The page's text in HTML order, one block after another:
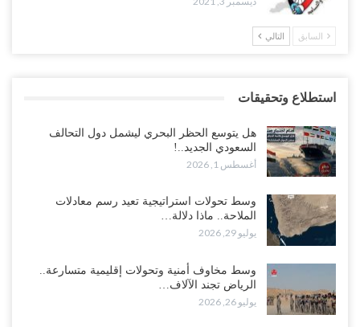
السابق التالي
استطلاع وتحقيقات
هل يتوسع الحظر البحري ليشمل دول التحالف
السعودي الجديد..!
أغسطس 1, 2026
وسط تحولات استراتيجية تعيد رسم معادلات
الملاحة.. ماذا دلالة…
يوليو 29, 2026
وسط مخاوف أمنية وتحولات إقليمية متسارعة..
الرياض تجند الآلاف…
يوليو 26, 2026